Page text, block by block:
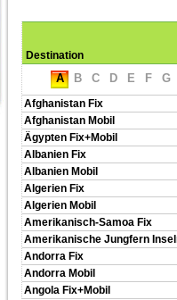
Destination
A B C D E F G
Afghanistan Fix
Afghanistan Mobil
Ägypten Fix+Mobil
Albanien Fix
Albanien Mobil
Algerien Fix
Algerien Mobil
Amerikanisch-Samoa Fix
Amerikanische Jungfern
Andorra Fix
Andorra Mobil
Angola Fix+Mobil